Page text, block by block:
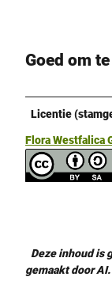
Goed om
Licentie
Flora Westfalica
Deze inhoud is
gemaakt door AI.